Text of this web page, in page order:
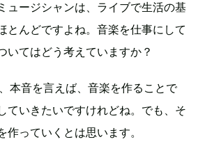
ージシャンは、ライブで生活の基
とんどですよね。音楽を仕事にして
いてはどう考えていますか？
本音を言えば、音楽を作ることで
ていきたいですけれどね。でも、そ
作っていくとは思います。